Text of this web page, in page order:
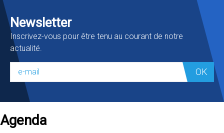
Newsletter
Inscrivez-vous pour être tenu au courant de notre
actualité.
OK
Agenda